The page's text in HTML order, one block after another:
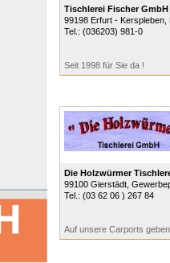
Tischlerei Fischer GmbH
99198 Erfurt - Kerspleben,
Tel.: (036203) 981-0
Seit 1998 für Sie da !
Die Holzwürmer
99100 Gierstädt,
Tel.: (03 62 06 ) 267 84
Auf unsere Carports